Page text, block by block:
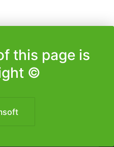
this page is
©️